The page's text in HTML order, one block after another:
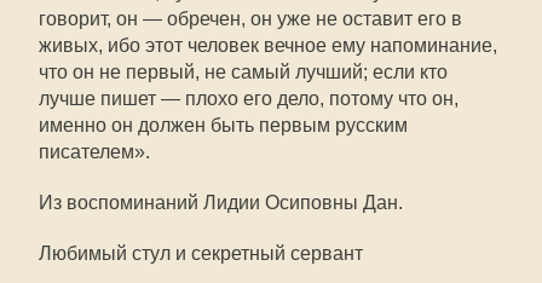
говорит, он — обречен, он уже не оставит его в
живых, ибо этот человек вечное ему напоминание,
что он не первый, не самый лучший; если кто
лучше пишет — плохо его дело, потому что он,
именно он должен быть первым русским
писателем».
Из воспоминаний Лидии Осиповны Дан.
Любимый стул и секретный сервант